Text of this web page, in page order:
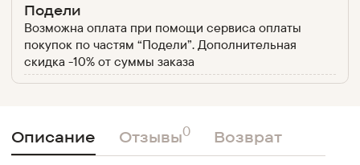
Подели
Возможна оплата при помощи сервиса оплаты
покупок по частям “Подели”. Дополнительная
скидка -10% от суммы заказа
Описание Отзывы0 Возврат